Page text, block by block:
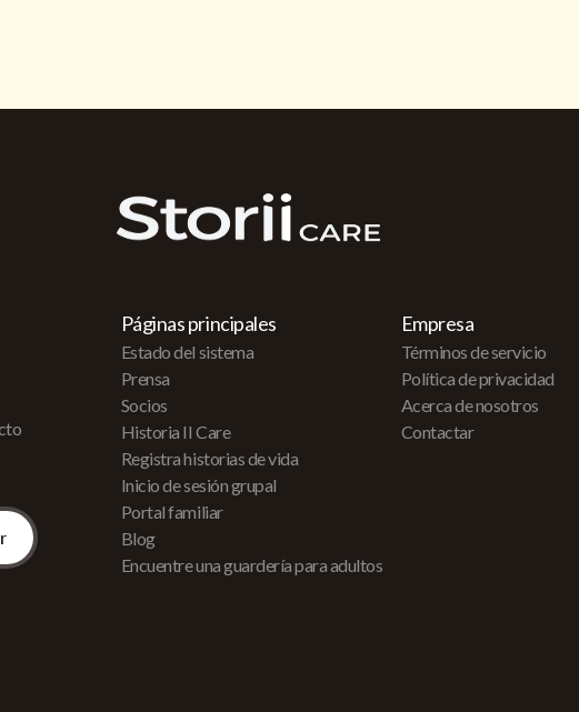
Páginas principales
Estado del sistema
Prensa
Socios
Historia II Care
Registra historias de vida
Inicio de sesión grupal
Portal familiar
Blog
Encuentre una guardería para adultos
Empresa
Términos de servicio
Política de privacidad
Acerca de nosotros
Contactar